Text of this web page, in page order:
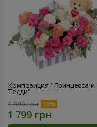
Композиция "Принцесса и
Тедди"
1 999 грн